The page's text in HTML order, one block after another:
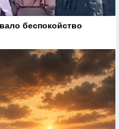
беспокойство